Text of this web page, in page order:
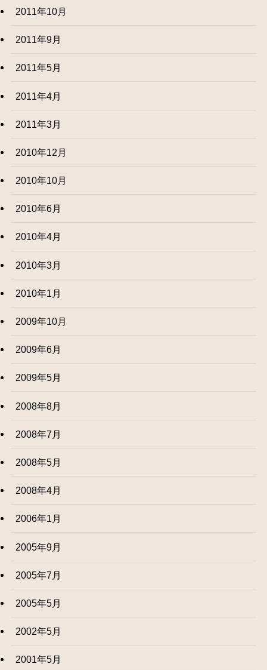
2011年10月
2011年9月
2011年5月
2011年4月
2011年3月
2010年12月
2010年10月
2010年6月
2010年4月
2010年3月
2010年1月
2009年10月
2009年6月
2009年5月
2008年8月
2008年7月
2008年5月
2008年4月
2006年1月
2005年9月
2005年7月
2005年5月
2002年5月
2001年5月